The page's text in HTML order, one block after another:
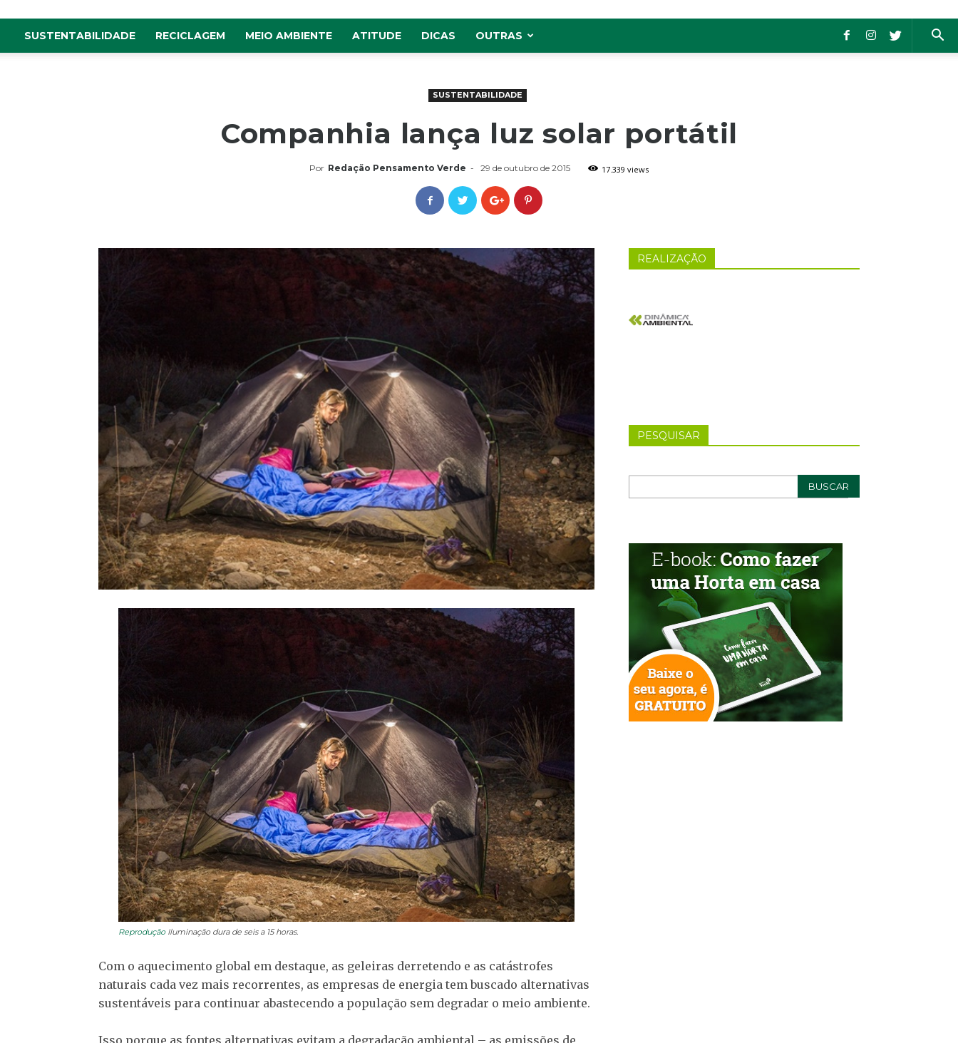
SUSTENTABILIDADE RECICLAGEM MEIO AMBIENTE ATITUDE DICAS OUTRAS
SUSTENTABILIDADE
Companhia lança luz solar portátil
Por Redação Pensamento Verde - 29 de outubro de 2015 17.339 views
ReproduçãoIluminação dura de seis a 15 horas.
Com o aquecimento global em destaque, as geleiras derretendo e as catástrofes
naturais cada vez mais recorrentes, as empresas de energia tem buscado alternativas
sustentáveis para continuar abastecendo a população sem degradar o meio ambiente.
Isso porque as fontes alternativas evitam a degradação ambiental – as emissões de
REALIZAÇÃO
PESQUISAR